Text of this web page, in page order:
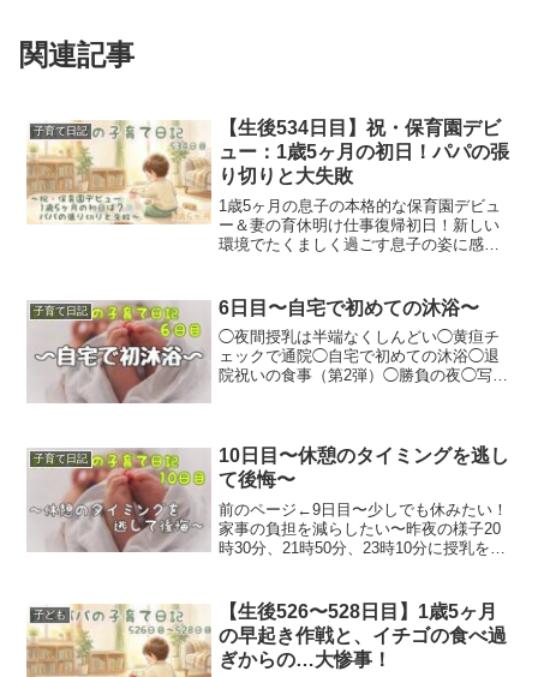
関連記事
子育て日記
【生後534日目】祝・保育園デビ
ュー：1歳5ヶ月の初日！パパの張
り切りと大失敗
1歳5ヶ月の息子の本格的な保育園デビュ
ー＆妻の育休明け仕事復帰初日！新しい
環境でたくましく過ごす息子の姿に感動
事件）…。怒涛の新生活スタートをリア
ルに綴ったパパ目線の育児日記です。
子育て日記 6日目〜自宅で初めての沐浴〜
◯夜間授乳は半端なくしんどい◯黄疸チ
ェックで通院◯自宅で初めての沐浴◯退
院祝いの食事（第2弾）◯勝負の夜◯写真
子育て日記
10日目〜休憩のタイミングを逃し
て後悔〜
前のページ←9日目〜少しでも休みたい！
家事の負担を減らしたい〜昨夜の様子20
時30分、21時50分、23時10分に授乳をす
て過ごす。布団においたら泣くし、抱っ
こをして...
子ども
【生後526〜528日目】1歳5ヶ月
の早起き作戦と、イチゴの食べ過
ぎからの…大惨事！